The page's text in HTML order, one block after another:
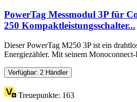
PowerTag Messmodul 3P für
250 Kompaktleistungsschalter...
Dieser PowerTag M250 3P ist ein
Energiezähler. Mit seinem
Verfügbar: 2 Händler
Treuepunkte: 163